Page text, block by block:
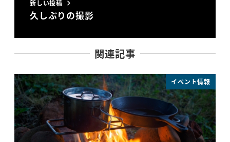
新しい投稿
久しぶりの撮影
関連記事
イベント情報